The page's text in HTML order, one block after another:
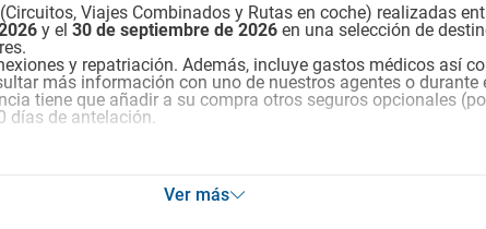
Viajes Combinados y Rutas en coche) realizadas
y el 30 de septiembre de 2026 en una selección de
y repatriación. Además, incluye gastos médicos así
más información con uno de nuestros agentes o
tiene que añadir a su compra otros seguros opcionales
días de antelación.
Ver más